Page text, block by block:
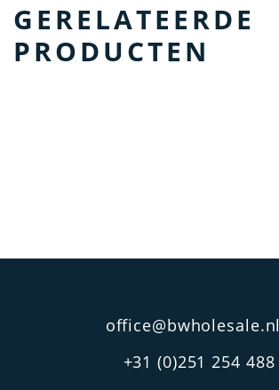
GERELATEERDE
PRODUCTEN
office@bwholesale.nl
+31 (0)251 254 488